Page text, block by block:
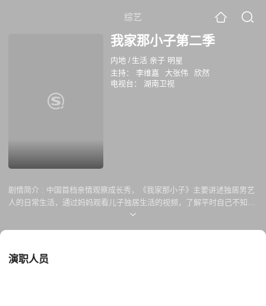
综艺
我家那小子第二季
内地 / 生活 亲子 明星
主持：
李维嘉 大张伟
欣然
电视台：
湖南卫视
剧情简介 : 中国首档亲情观察成长秀，《我家那小子》主要讲述独居男艺
人的日常生活，通过妈妈观看儿子独居生活的视频，了解平时自己不知道
演职人员